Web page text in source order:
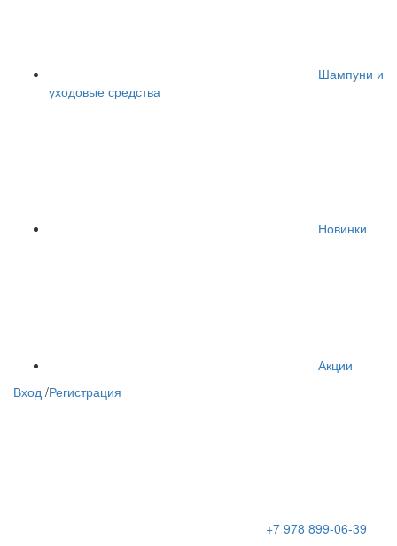
Шампуни и
уходовые средства
Новинки
Акции
Вход /Регистрация
+7 978 899-06-39